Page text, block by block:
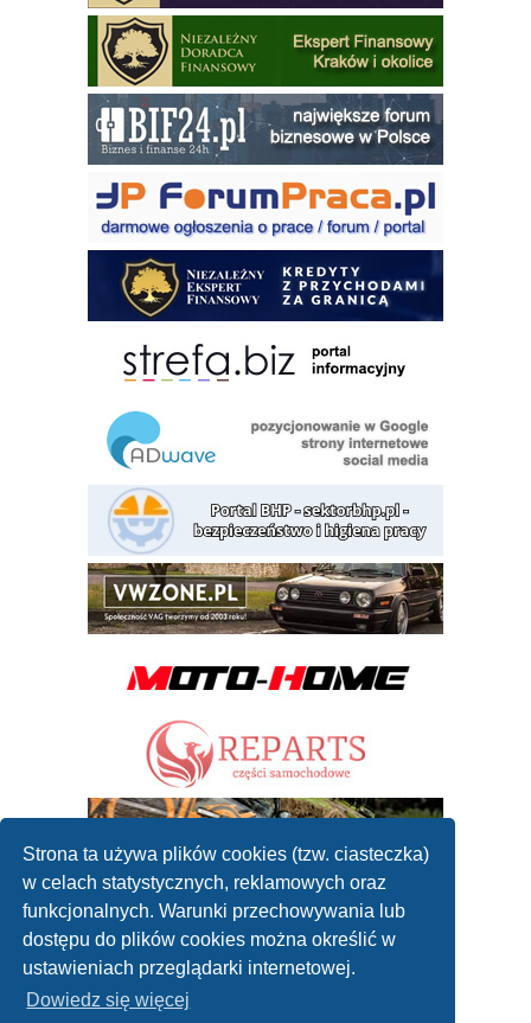
Strona ta używa plików cookies (tzw. ciasteczka)
w celach statystycznych, reklamowych oraz
funkcjonalnych. Warunki przechowywania lub
dostępu do plików cookies można określić w
ustawieniach przeglądarki internetowej.
Dowiedz się więcej